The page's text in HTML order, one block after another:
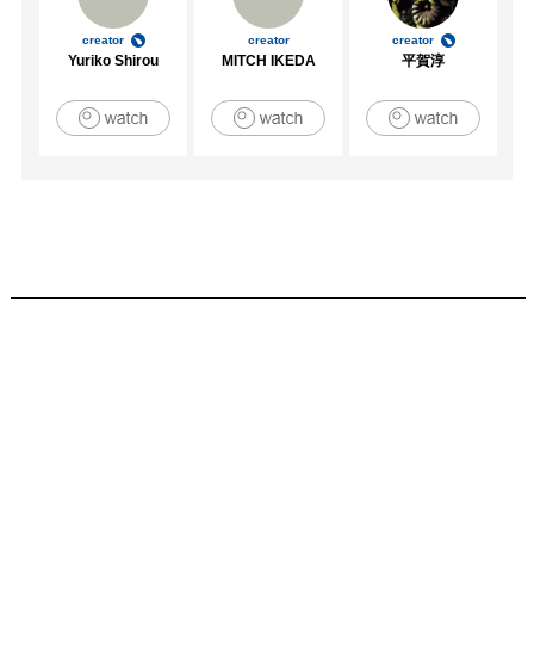
creator
Yuriko Shirou
creator
MITCH IKEDA
creator
平賀淳